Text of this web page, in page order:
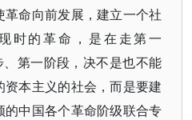
命向前发展，建立一个社
时的革命，是在走第一
、第一阶段，决不是也不能
本主义的社会，而是要建
中国各个革命阶级联合专